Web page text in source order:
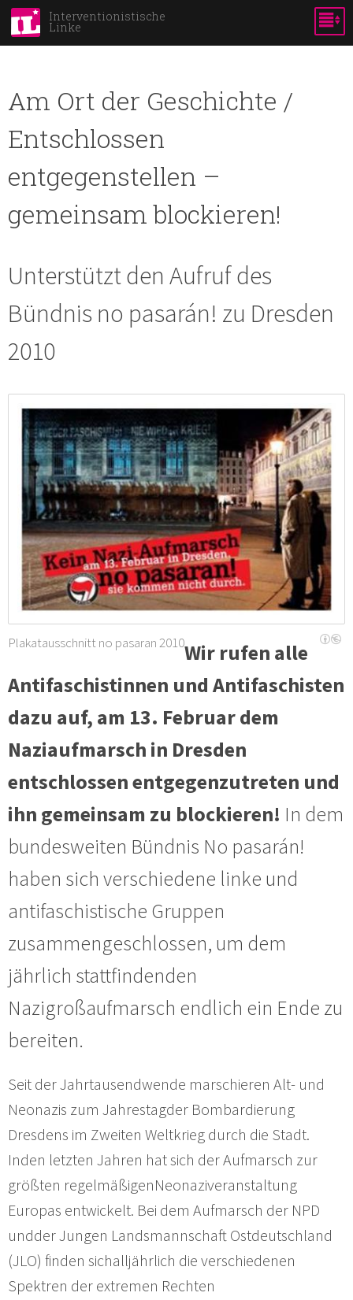
Direkt
Inhalt
Interventionistische
Linke
Am Ort der Geschichte /
Entschlossen
entgegenstellen –
gemeinsam blockieren!
Unterstützt den Aufruf des
Bündnis no pasarán! zu Dresden
2010
Plakatausschnitt no pasaran 2010Wir rufen alle
Antifaschistinnen und Antifaschisten
dazu auf, am 13. Februar dem
Naziaufmarsch in Dresden
entschlossen entgegenzutreten und
ihn gemeinsam zu blockieren! In dem
bundesweiten Bündnis No pasarán!
haben sich verschiedene linke und
antifaschistische Gruppen
zusammengeschlossen, um dem
jährlich stattfindenden
Nazigroßaufmarsch endlich ein Ende zu
bereiten.
Seit der Jahrtausendwende marschieren Alt- und
Neonazis zum Jahrestagder Bombardierung
Dresdens im Zweiten Weltkrieg durch die Stadt.
Inden letzten Jahren hat sich der Aufmarsch zur
größten regelmäßigenNeonaziveranstaltung
Europas entwickelt. Bei dem Aufmarsch der NPD
undder Jungen Landsmannschaft Ostdeutschland
(JLO) finden sichalljährlich die verschiedenen
Spektren der extremen Rechten